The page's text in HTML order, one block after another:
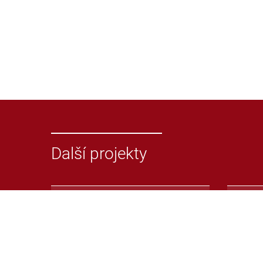
Další projekty